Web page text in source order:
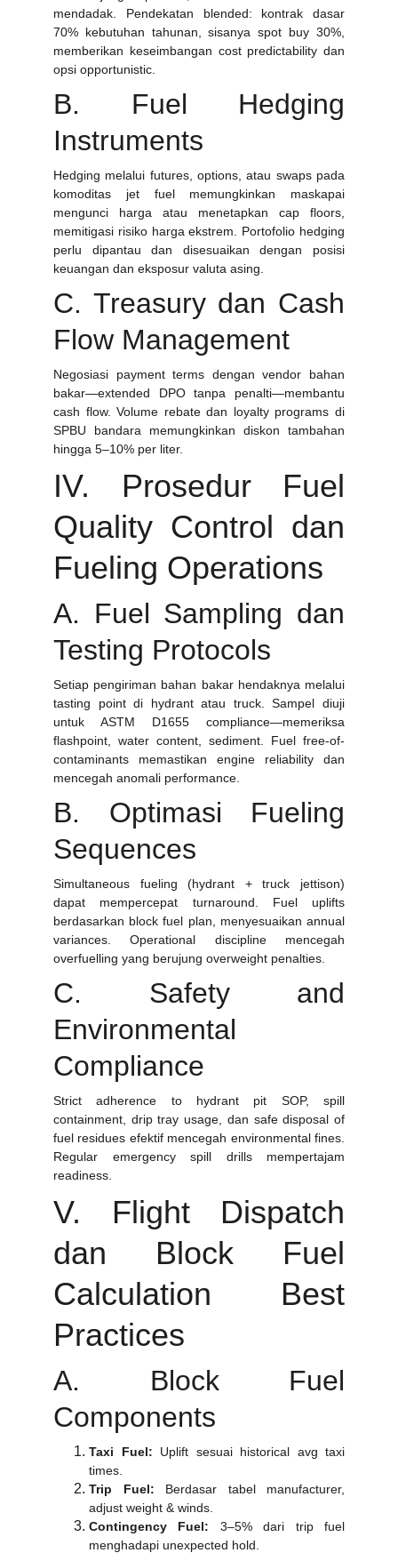
mendadak. Pendekatan blended: kontrak dasar
70% kebutuhan tahunan, sisanya spot buy 30%,
memberikan keseimbangan cost predictability dan
opsi opportunistic.
B. Fuel Hedging
Instruments
Hedging melalui futures, options, atau swaps pada
komoditas jet fuel memungkinkan maskapai
mengunci harga atau menetapkan cap floors,
memitigasi risiko harga ekstrem. Portofolio hedging
perlu dipantau dan disesuaikan dengan posisi
keuangan dan eksposur valuta asing.
C. Treasury dan Cash
Flow Management
Negosiasi payment terms dengan vendor bahan
bakar—extended DPO tanpa penalti—membantu
cash flow. Volume rebate dan loyalty programs di
SPBU bandara memungkinkan diskon tambahan
hingga 5–10% per liter.
IV. Prosedur Fuel
Quality Control dan
Fueling Operations
A. Fuel Sampling dan
Testing Protocols
Setiap pengiriman bahan bakar hendaknya melalui
tasting point di hydrant atau truck. Sampel diuji
untuk ASTM D1655 compliance—memeriksa
flashpoint, water content, sediment. Fuel free-of-
contaminants memastikan engine reliability dan
mencegah anomali performance.
B. Optimasi Fueling
Sequences
Simultaneous fueling (hydrant + truck jettison)
dapat mempercepat turnaround. Fuel uplifts
berdasarkan block fuel plan, menyesuaikan annual
variances. Operational discipline mencegah
overfuelling yang berujung overweight penalties.
C. Safety and
Environmental
Compliance
Strict adherence to hydrant pit SOP, spill
containment, drip tray usage, dan safe disposal of
fuel residues efektif mencegah environmental fines.
Regular emergency spill drills mempertajam
readiness.
V. Flight Dispatch
dan Block Fuel
Calculation Best
Practices
A. Block Fuel
Components
Taxi Fuel: Uplift sesuai historical avg taxi
times.
Trip Fuel: Berdasar tabel manufacturer,
adjust weight & winds.
Contingency Fuel: 3–5% dari trip fuel
menghadapi unexpected hold.